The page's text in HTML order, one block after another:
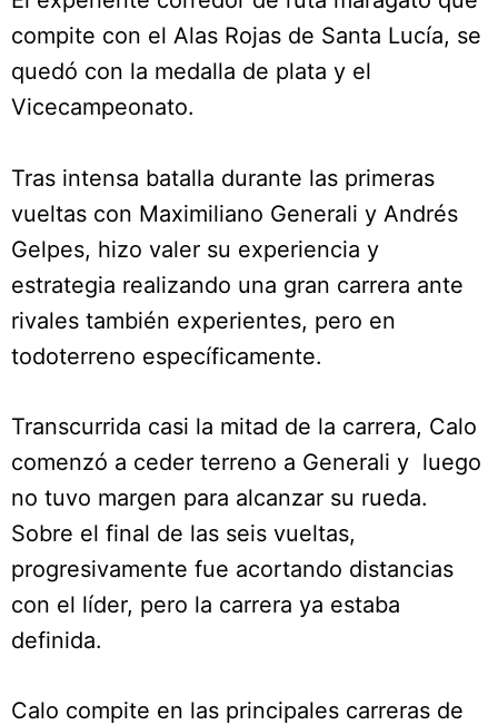
compite con el Alas Rojas de Santa Lucía, se
quedó con la medalla de plata y el
Vicecampeonato.
Tras intensa batalla durante las primeras
vueltas con Maximiliano Generali y Andrés
Gelpes, hizo valer su experiencia y
estrategia realizando una gran carrera ante
rivales también experientes, pero en
todoterreno específicamente.
Transcurrida casi la mitad de la carrera, Calo
comenzó a ceder terreno a Generali y luego
no tuvo margen para alcanzar su rueda.
Sobre el final de las seis vueltas,
progresivamente fue acortando distancias
con el líder, pero la carrera ya estaba
definida.
Calo compite en las principales carreras de